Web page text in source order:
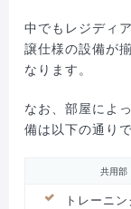
中でもレジディ
譲仕様の設備が
なります。
なお、部屋によ
備は以下の通りで
共用部
トレーニ